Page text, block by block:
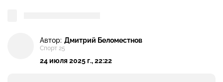
Автор: Дмитрий Беломестнов
Спорт 25
24 июля 2025 г., 22:22